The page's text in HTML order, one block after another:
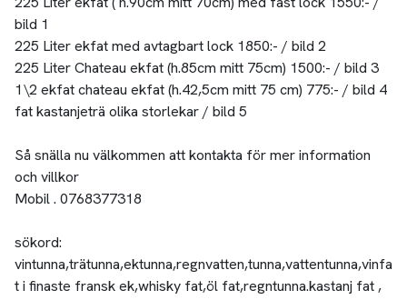
bild 1
225 Liter ekfat med avtagbart lock 1850:- / bild 2
225 Liter Chateau ekfat (h.85cm mitt 75cm) 1500:- / bild 3
1\2 ekfat chateau ekfat (h.42,5cm mitt 75 cm) 775:- / bild 4
fat kastanjeträ olika storlekar / bild 5
Så snälla nu välkommen att kontakta för mer information
och villkor
Mobil . 0768377318
sökord:
vintunna,trätunna,ektunna,regnvatten,tunna,vattentunna,vinfa
t i finaste fransk ek,whisky fat,öl fat,regntunna.kastanj fat ,